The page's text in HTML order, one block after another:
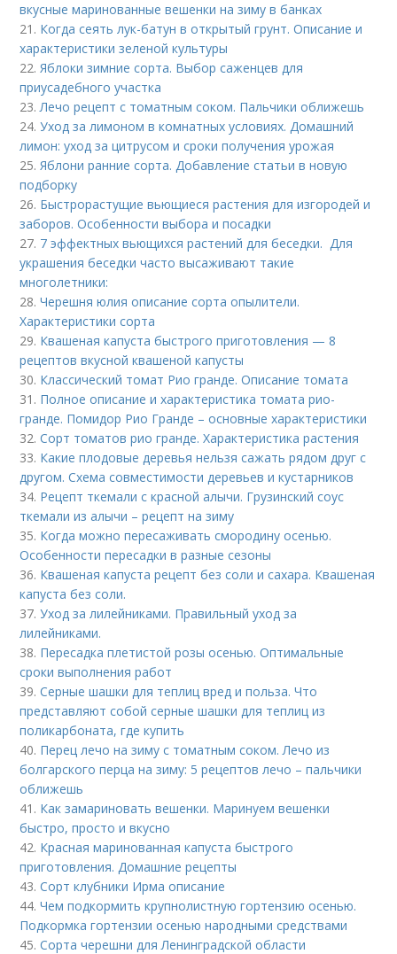
вкусные маринованные вешенки на зиму в банках
21. Когда сеять лук-батун в открытый грунт. Описание и
характеристики зеленой культуры
22.Яблоки зимние сорта. Выбор саженцев для
приусадебного участка
23.Лечо рецепт с томатным соком. Пальчики оближешь
24.Уход за лимоном в комнатных условиях. Домашний
лимон: уход за цитрусом и сроки получения урожая
25.Яблони ранние сорта. Добавление статьи в новую
подборку
26. Быстрорастущие вьющиеся растения для изгородей и
заборов. Особенности выбора и посадки
27. 7 эффектных вьющихся растений для беседки. Для
украшения беседки часто высаживают такие
многолетники:
28.Черешня юлия описание сорта опылители.
Характеристики сорта
29. Квашеная капуста быстрого приготовления — 8
рецептов вкусной квашеной капусты
30. Классический томат Рио гранде. Описание томата
31. Полное описание и характеристика томата рио-
гранде. Помидор Рио Гранде – основные характеристики
32.Сорт томатов рио гранде. Характеристика растения
33. Какие плодовые деревья нельзя сажать рядом друг с
другом. Схема совместимости деревьев и кустарников
34. Рецепт ткемали с красной алычи. Грузинский соус
ткемали из алычи – рецепт на зиму
35. Когда можно пересаживать смородину осенью.
Особенности пересадки в разные сезоны
36. Квашеная капуста рецепт без соли и сахара. Квашеная
капуста без соли.
37.Уход за лилейниками. Правильный уход за
лилейниками.
38. Пересадка плетистой розы осенью. Оптимальные
сроки выполнения работ
39.Серные шашки для теплиц вред и польза. Что
представляют собой серные шашки для теплиц из
поликарбоната, где купить
40. Перец лечо на зиму с томатным соком. Лечо из
болгарского перца на зиму: 5 рецептов лечо – пальчики
оближешь
41. Как замариновать вешенки. Маринуем вешенки
быстро, просто и вкусно
42. Красная маринованная капуста быстрого
приготовления. Домашние рецепты
43.Сорт клубники Ирма описание
44.Чем подкормить крупнолистную гортензию осенью.
Подкормка гортензии осенью народными средствами
45.Сорта черешни для Ленинградской области